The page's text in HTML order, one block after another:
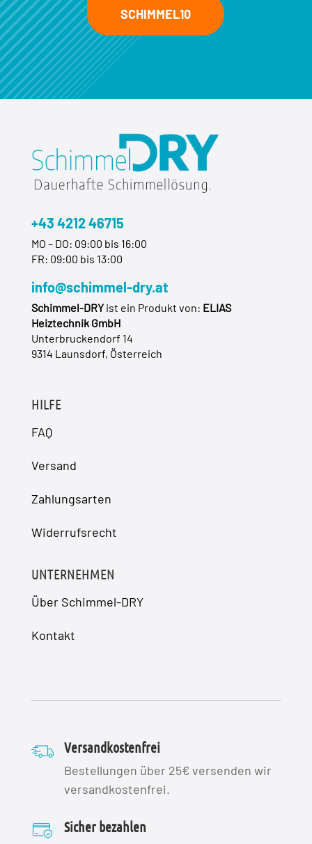
SCHIMMEL10
+43 4212 46715
MO – DO: 09:00 bis 16:00
FR: 09:00 bis 13:00
info@schimmel-dry.at
Schimmel-DRYist ein Produkt von: ELIAS
Heiztechnik GmbH
Unterbruckendorf 14
9314 Launsdorf, Österreich
HILFE
FAQ
Versand
Zahlungsarten
Widerrufsrecht
UNTERNEHMEN
Über Schimmel-DRY
Kontakt
Versandkostenfrei
Bestellungen über 25€ versenden wir
versandkostenfrei.
Sicher bezahlen